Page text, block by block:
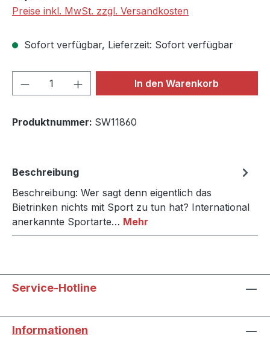
Preise inkl. MwSt. zzgl. Versandkosten
Sofort verfügbar, Lieferzeit: Sofort verfügbar
Produkt Anzahl: Gib denIn den Warenkorb
Produktnummer: SW11860
Beschreibung
Beschreibung: Wer sagt denn eigentlich das
Bietrinken nichts mit Sport zu tun hat? International
anerkannte Sportarte… Mehr
Service-Hotline
Informationen